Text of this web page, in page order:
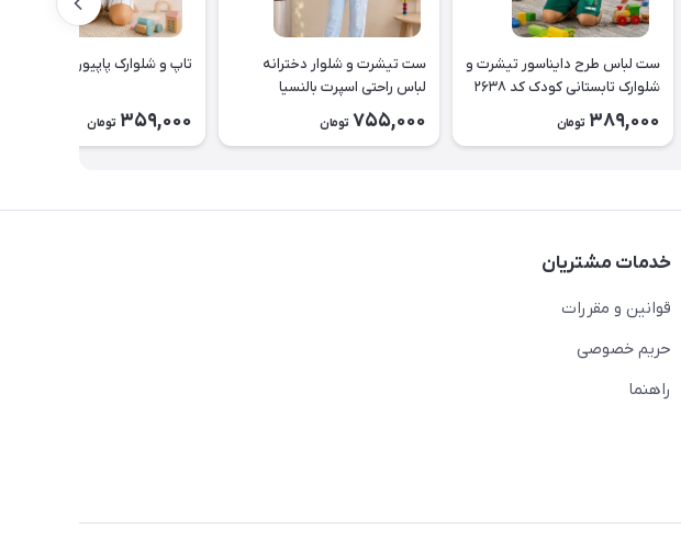
ست لباس طرح دایناسور تیشرت و
شلوارک تابستانی کودک کد ۲۶۳۸
389,000 تومان
ست تیشرت و شلوار دخترانه
لباس راحتی اسپرت بالنسیا
دخترانه۲۶۳۷
755,000 تومان
تاپ و شلوارک پاپیون کد ۲۶۳۵
359,000 تومان
خدمات مشتریان
قوانین و مقررات
حریم خصوصی
راهنما